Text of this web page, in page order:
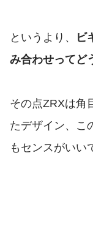
というより、
ビ
み合わせってど
その点ZRXは角
たデザイン、こ
もセンスがいい